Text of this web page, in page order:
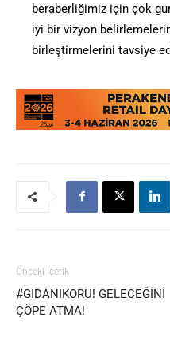
beraberliğimiz için çok
iyi bir vizyon
birleştirmelerini tavsiye
Önceki İçerik
#GIDANIKORU! GELECEĞİNİ
ÇÖPE ATMA!